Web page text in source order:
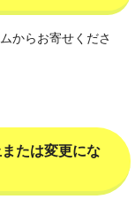
からお寄せくださ
たは変更にな